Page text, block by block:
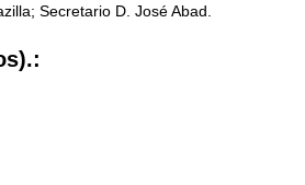
Secretario D. José Abad.